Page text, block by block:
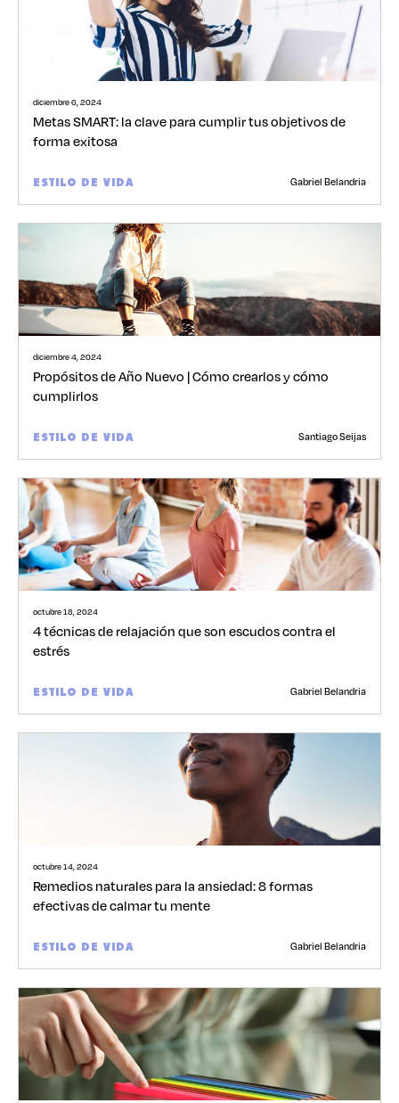
diciembre 6, 2024
Metas SMART: la clave para cumplir tus objetivos de
forma exitosa
ESTILO DE VIDA Gabriel Belandria
diciembre 4, 2024
Propósitos de Año Nuevo | Cómo crearlos y cómo
cumplirlos
ESTILO DE VIDA Santiago Seijas
octubre 18, 2024
4 técnicas de relajación que son escudos contra el
estrés
ESTILO DE VIDA Gabriel Belandria
octubre 14, 2024
Remedios naturales para la ansiedad: 8 formas
efectivas de calmar tu mente
ESTILO DE VIDA Gabriel Belandria